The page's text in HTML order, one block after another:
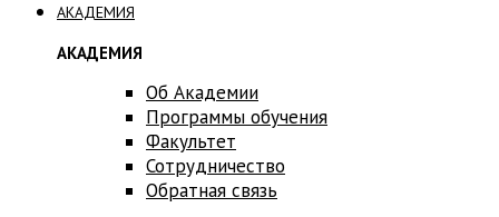
АКАДЕМИЯ
АКАДЕМИЯ
Об Академии
Программы обучения
Факультет
Сотрудничество
Обратная связь